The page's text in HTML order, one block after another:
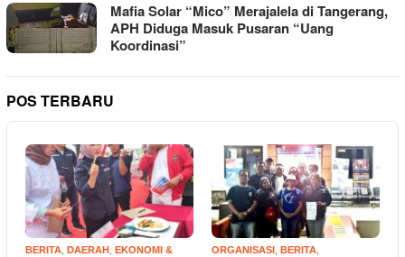
Mafia Solar “Mico” Merajalela di Tangerang,
APH Diduga Masuk Pusaran “Uang
Koordinasi”
POS TERBARU
BERITA DAERAH EKONOMI &
ORGANISASI BERITA